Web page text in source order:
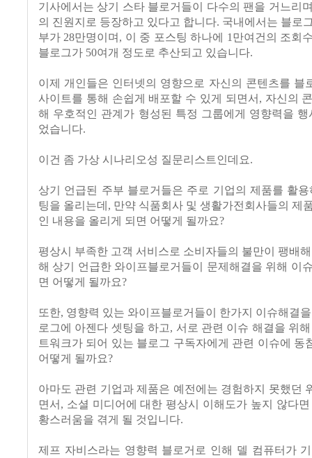
기사에서는 상기 스타 블로거들이 다수의 팬을 거느리
의 진원지로 등장하고 있다고 합니다. 국내에서는 블로
부가 28만명이며, 이 중 포스팅 하나에 1만여건의 조회
블로그가 50여개 정도로 추산되고 있습니다.
이제 개인들은 인터넷의 영향으로 자신의 콘텐츠를 블
사이트를 통해 손쉽게 배포할 수 있게 되면서, 자신의
해 우호적인 관계가 형성된 특정 그룹에게 영향력을
었습니다.
이건 좀 가상 시나리오성 질문리스트인데요.
상기 언급된 주부 블로거들은 주로 기업의 제품를 활
팅을 올리는데, 만약 식품회사 및 생활가전회사들의 제
인 내용을 올리게 되면 어떻게 될까요?
평상시 부족한 고객 서비스로 소비자들의 불만이 팽배
해 상기 언급한 와이프블로거들이 문제해결을 위해 이
면 어떻게 될까요?
또한, 영향력 있는 와이프블로거들이 한가지 이슈해결
로그에 아젠다 셋팅을 하고, 서로 관련 이슈 해결을 위
트워크가 되어 있는 블로그 구독자에게 관련 이슈에 동
어떻게 될까요?
아마도 관련 기업과 제품은 예전에는 경험하지 못했던
면서, 소셜 미디어에 대한 평상시 이해도가 높지 않다
황스러움을 겪게 될 것입니다.
제프 자비스라는 영향력 블로거로 인해 델 컴퓨터가